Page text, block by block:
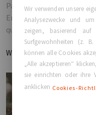
Patientenaufklärung und
Entdecken Sie, welche
qualifizierte Chirurgen
Weiterlesen
Wir verwenden unsere
Analysezwecke und
zeigen, basierend
Surfgewohnheiten (z.
können alle Cookies
„Alle akzeptieren“
sie einrichten oder ihre
anklicken Cookies-